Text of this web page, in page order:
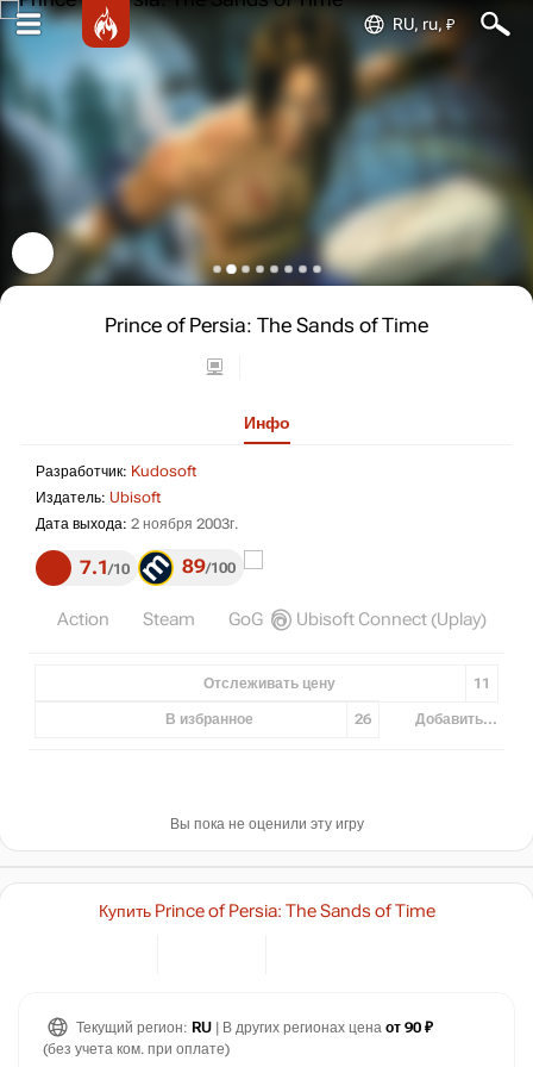
RU, ru, ₽
Prince of Persia: The Sands of Time
Инфо
Разработчик: Kudosoft
Издатель: Ubisoft
Дата выхода: 2 ноября 2003г.
7.1 10 89 100
Action Steam GoG Ubisoft Connect (Uplay)
Отслеживать цену 11
В избранное 26 Добавить...
Вы пока не оценили эту игру
Купить Prince of Persia: The Sands of Time
Текущий регион: RU | В других регионах цена от 90 ₽
(без учета ком. при оплате)